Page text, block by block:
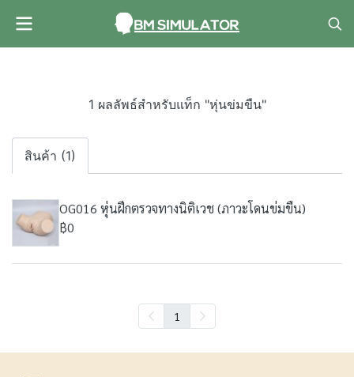
1 ผลลัพธ์สำหรับแท็ก "หุ่นข่มขืน"
สินค้า (1)
OG016 หุ่นฝึกตรวจทางนิติเวช (ภาวะโดนข่มขืน)
฿0
1